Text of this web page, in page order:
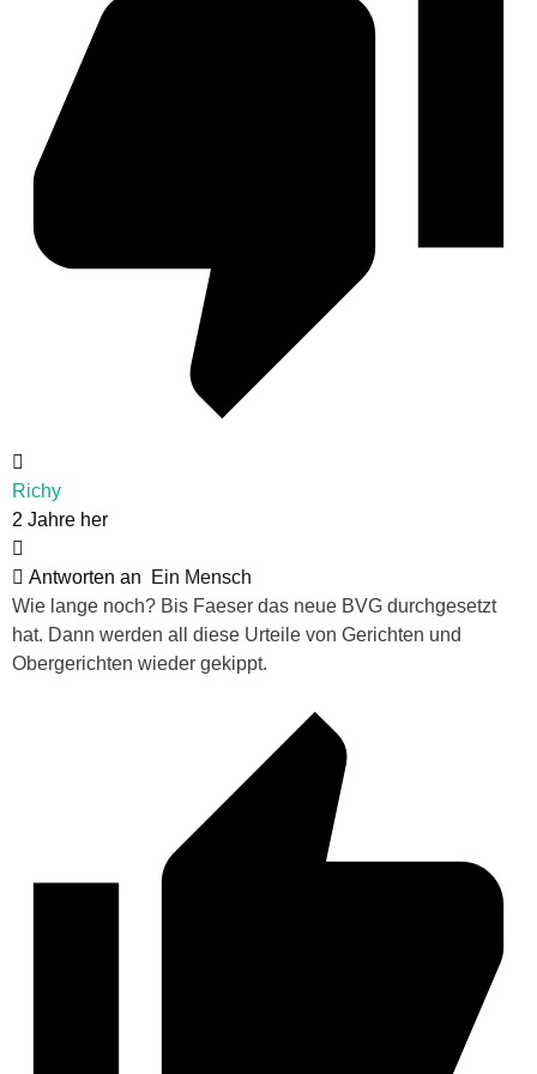
Richy
2 Jahre her
Antworten an
Ein Mensch
Wie lange noch? Bis Faeser das neue BVG durchgesetzt
hat. Dann werden all diese Urteile von Gerichten und
Obergerichten wieder gekippt.